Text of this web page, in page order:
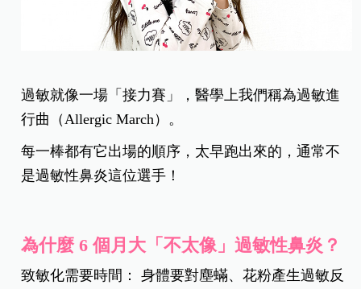
過敏就像一場「接力賽」，醫學上我們稱為過敏進
行曲（Allergic March）。
每一棒都有它出場的順序，太早跑出來的，通常不
是過敏性鼻炎這位選手！
​為什麼 6 個月大「不太像」過敏性鼻炎？
​致敏化需要時間： 身體要對塵蟎、花粉產生過敏反